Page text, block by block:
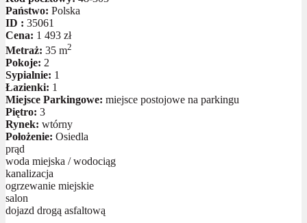
Państwo: Polska
ID : 35061
Cena: 1 493 zł
Metraż: 35 m2
Pokoje: 2
Sypialnie: 1
Łazienki: 1
Miejsce Parkingowe: miejsce postojowe na parkingu
Piętro: 3
Rynek: wtórny
Położenie: Osiedla
prąd
woda miejska / wodociąg
kanalizacja
ogrzewanie miejskie
salon
dojazd drogą asfaltową